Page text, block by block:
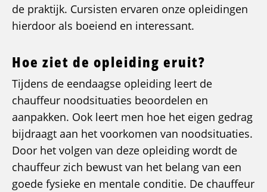
de praktijk. Cursisten ervaren onze opleidingen
hierdoor als boeiend en interessant.
Hoe ziet de opleiding eruit?
Tijdens de eendaagse opleiding leert de
chauffeur noodsituaties beoordelen en
aanpakken. Ook leert men hoe het eigen gedrag
bijdraagt aan het voorkomen van noodsituaties.
Door het volgen van deze opleiding wordt de
chauffeur zich bewust van het belang van een
goede fysieke en mentale conditie. De chauffeur